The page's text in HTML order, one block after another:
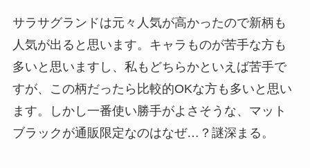
サラサグランドは元々人気が高かったので新柄も
人気が出ると思います。キャラものが苦手な方も
多いと思いますし、私もどちらかといえば苦手で
すが、この柄だったら比較的OKな方も多いと思い
ます。しかし一番使い勝手がよさそうな、マット
ブラックが通販限定なのはなぜ…？謎深まる。